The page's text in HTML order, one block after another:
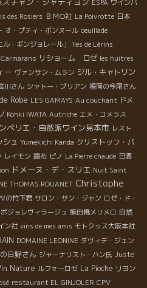
ESPA ワインバ
des Rosiers ＢＭО社 La Poivrotte 日本
オ・プティ・ボンヌール oeuillade
・ギンジョレール」 îles de Lérins
リショーム ロゼ les huitres
ー ヴァンサン・ムラン ジル・キャトリン
川さん シャトー・ブリアン 福岡の今尾さん
Robe LES GAMAYS Au couchant ドメ
Kohki IWATA Autriche エメ・コメラス
ペリエ・自然派ワイン見本市 レスト
シュ Yumekichi Kanda クリストッフ・パ
レイモン 調布 ピノ La Pierre chaude 日酒
ドメーヌ・デ・スリエ Nuit Saint
THOMAS ROUANET Christophe
の竹下君 サロン・サン・ジャン ロゼ・ド・
ジョレヴィラージュ 飯田橋メリメロ 自然
ン社 vins de mes amis モトクッス大阪本社
DOMAINE LEONINE ダヴィデ・ジェン
日野さん ジャーナリスト・ハン氏 Juste
Nature ルフォーロゼ La Pioche リヨン
restaurant EL GINJOLER CPV